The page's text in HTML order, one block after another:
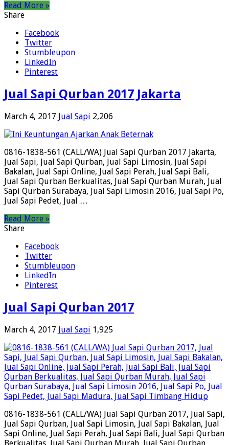
Read More »
Share
Facebook
Twitter
Stumbleupon
LinkedIn
Pinterest
Jual Sapi Qurban 2017 Jakarta
March 4, 2017 Jual Sapi 2,206
0816-1838-561 (CALL/WA) Jual Sapi Qurban 2017 Jakarta,
Jual Sapi, Jual Sapi Qurban, Jual Sapi Limosin, Jual Sapi
Bakalan, Jual Sapi Online, Jual Sapi Perah, Jual Sapi Bali,
Jual Sapi Qurban Berkualitas, Jual Sapi Qurban Murah, Jual
Sapi Qurban Surabaya, Jual Sapi Limosin 2016, Jual Sapi Po,
Jual Sapi Pedet, Jual …
Read More »
Share
Facebook
Twitter
Stumbleupon
LinkedIn
Pinterest
Jual Sapi Qurban 2017
March 4, 2017 Jual Sapi 1,925
0816-1838-561 (CALL/WA) Jual Sapi Qurban 2017, Jual Sapi,
Jual Sapi Qurban, Jual Sapi Limosin, Jual Sapi Bakalan, Jual
Sapi Online, Jual Sapi Perah, Jual Sapi Bali, Jual Sapi Qurban